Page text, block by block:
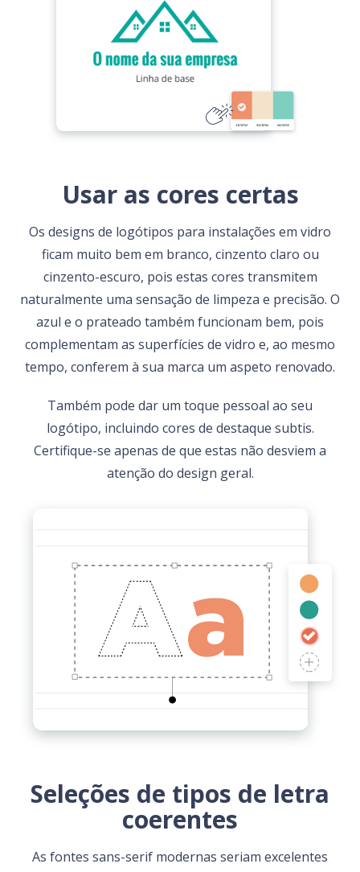
Usar as cores certas
Os designs de logótipos para instalações em vidro
ficam muito bem em branco, cinzento claro ou
cinzento-escuro, pois estas cores transmitem
naturalmente uma sensação de limpeza e precisão. O
azul e o prateado também funcionam bem, pois
complementam as superfícies de vidro e, ao mesmo
tempo, conferem à sua marca um aspeto renovado.
Também pode dar um toque pessoal ao seu
logótipo, incluindo cores de destaque subtis.
Certifique-se apenas de que estas não desviem a
atenção do design geral.
Seleções de tipos de letra
coerentes
As fontes sans-serif modernas seriam excelentes